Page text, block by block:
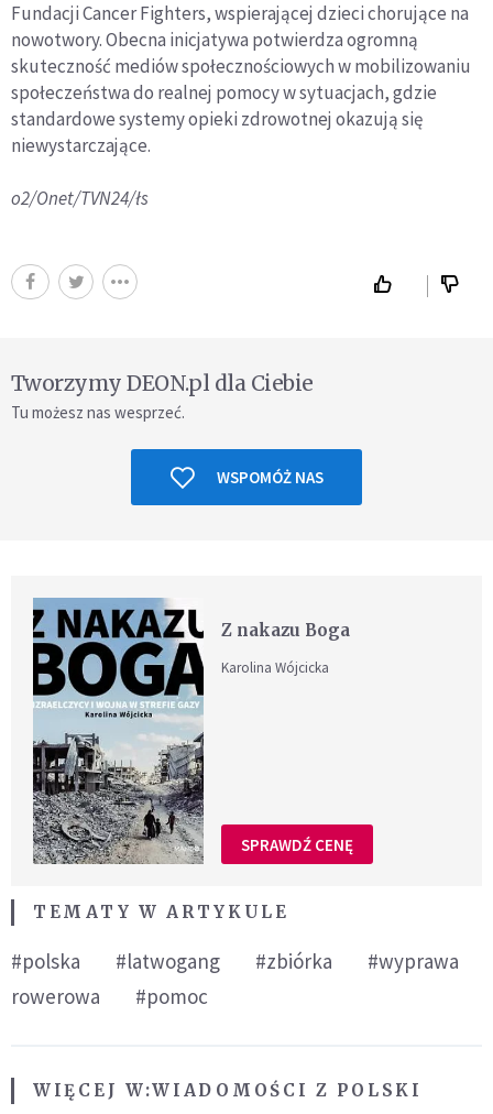
Fundacji Cancer Fighters, wspierającej dzieci chorujące na
nowotwory. Obecna inicjatywa potwierdza ogromną
skuteczność mediów społecznościowych w mobilizowaniu
społeczeństwa do realnej pomocy w sytuacjach, gdzie
standardowe systemy opieki zdrowotnej okazują się
niewystarczające.
o2/Onet/TVN24/łs
Tworzymy DEON.pl dla Ciebie
Tu możesz nas wesprzeć.
WSPOMÓŻ NAS
Z nakazu Boga
Karolina Wójcicka
SPRAWDŹ CENĘ
TEMATY W ARTYKULE
#polska #latwogang #zbiórka
#wyprawa
rowerowa
#pomoc
WIĘCEJ W:WIADOMOŚCI Z POLSKI